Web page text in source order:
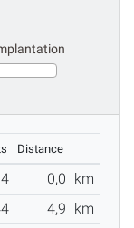
Distance
0,0 km
4,9 km